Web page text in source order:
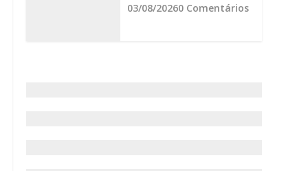
03/08/20260 Comentários